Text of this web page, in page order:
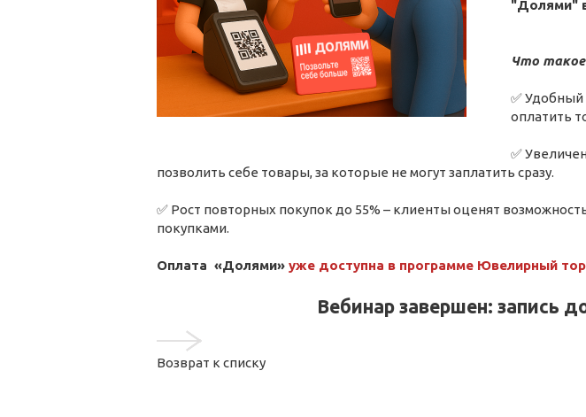
"Долями"
Что
✅ Удобный
оплатить
✅
позволить себе товары, за которые не могут заплатить сразу.
✅ Рост повторных покупок до 55% – клиенты оценят
покупками.
Оплата «Долями» уже доступна в программе Ювелирный
Вебинар завершен: запись
Возврат к списку